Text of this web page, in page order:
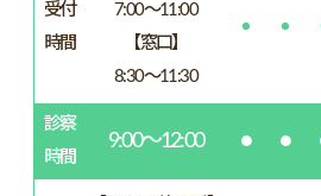
受付
時間
7:00～11:00
【窓口】
8:30～11:30
● ●
診察
時間
9:00～12:00 ● ●